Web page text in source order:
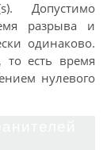
Допустимо
разрыва и
одинаково.
то есть время
нулевого